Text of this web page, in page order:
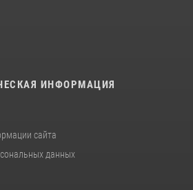
ИНФОРМАЦИЯ
сайта
данных